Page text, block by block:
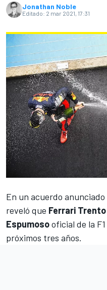
Jonathan Noble
Editado: 2 mar 2021, 17:31
En un acuerdo
reveló que Ferrari Trento
Espumosooficial de la
próximos tres años.